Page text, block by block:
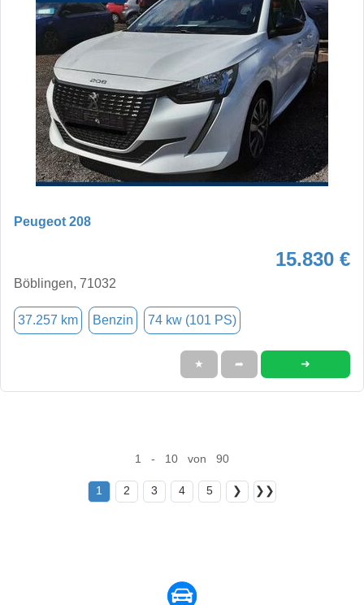
Peugeot 208
15.830 €
Böblingen, 71032
37.257 km Benzin 74 kw (101 PS)
★ ➦ ➜
1 - 10 von 90
1 2 3 4 5 ❯ ❯❯